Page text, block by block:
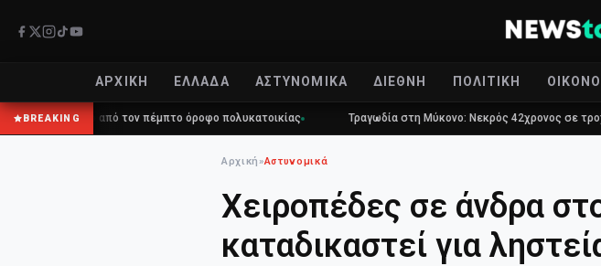
ΑΡΧΙΚΉ ΕΛΛΆΔΑ ΑΣΤΥΝΟΜΙΚΆ ΔΙΕΘΝΉ ΠΟΛΙΤΙΚΉ
BREAKING
κενό από τον πέμπτο όροφο πολυκατοικίας Τραγωδία στη Μύκονο: Νεκρός 42χρονος σε τροχαίο με
Αρχική »Αστυνομικά
Χειροπέδες σε άνδρα
καταδικαστεί για